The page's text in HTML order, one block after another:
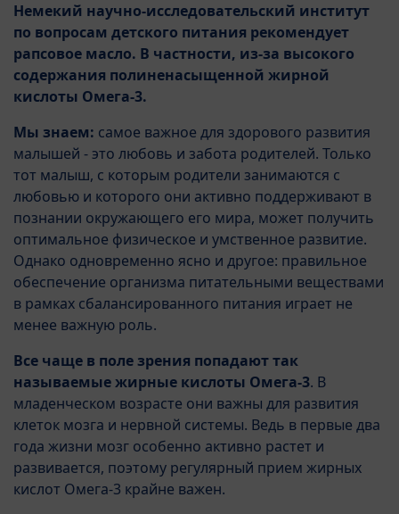
Немекий научно-исследовательский институт
по вопросам детского питания рекомендует
рапсовое масло. В частности, из-за высокого
содержания полиненасыщенной жирной
кислоты Омега-3.
Мы знаем: самое важное для здорового развития
малышей - это любовь и забота родителей. Только
тот малыш, с которым родители занимаются с
любовью и которого они активно поддерживают в
познании окружающего его мира, может получить
оптимальное физическое и умственное развитие.
Однако одновременно ясно и другое: правильное
обеспечение организма питательными веществами
в рамках сбалансированного питания играет не
менее важную роль.
Все чаще в поле зрения попадают так
называемые жирные кислоты Омега-3. В
младенческом возрасте они важны для развития
клеток мозга и нервной системы. Ведь в первые два
года жизни мозг особенно активно растет и
развивается, поэтому регулярный прием жирных
кислот Омега-3 крайне важен.